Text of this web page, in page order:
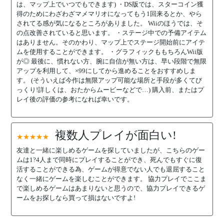
は、マップ上でいつでもできます) ・DS版では、スターコイン獲
得のためにわざわざマメマリオになってもう1回来るとか、やら
されてる感が気になるところがありました。 Wiiのほうでは、そ
の点改善されていると思います。 ・ステージ中での予備アイテム
はありません。そのかわり、マップ上でステージ開始前にアイテ
ムを使用することができます。 ・グラフィックももちろんWii版
が◎ 最後に、慣れない方、腕に自信が無い方は、早い段階で無限
アップを利用して、×99にしてから進めることをおすすめしま
す。 (そういえば今作は無限アップ可能な場所と手段が多くてび
っくり!詳しくは、おたからムービーなどで…) 購入前、またはプ
レイ後の評価の参考になれば幸いです。
★★★★★ 複数人プレイが面白い!
友達と一緒に楽しめるゲームを探していましたが、こちらのゲー
ムは1?4人まで同時にプレイすることができ、死んでもすぐに復
活することができる為、ゲームが得意でない人でも退屈すること
なく一緒にゲームを楽しむことができます。 協力プレイでここま
で楽しめるゲームはあまりないと思うので、協力プレイできるゲ
ームをお探しなら買って損はないですよ!